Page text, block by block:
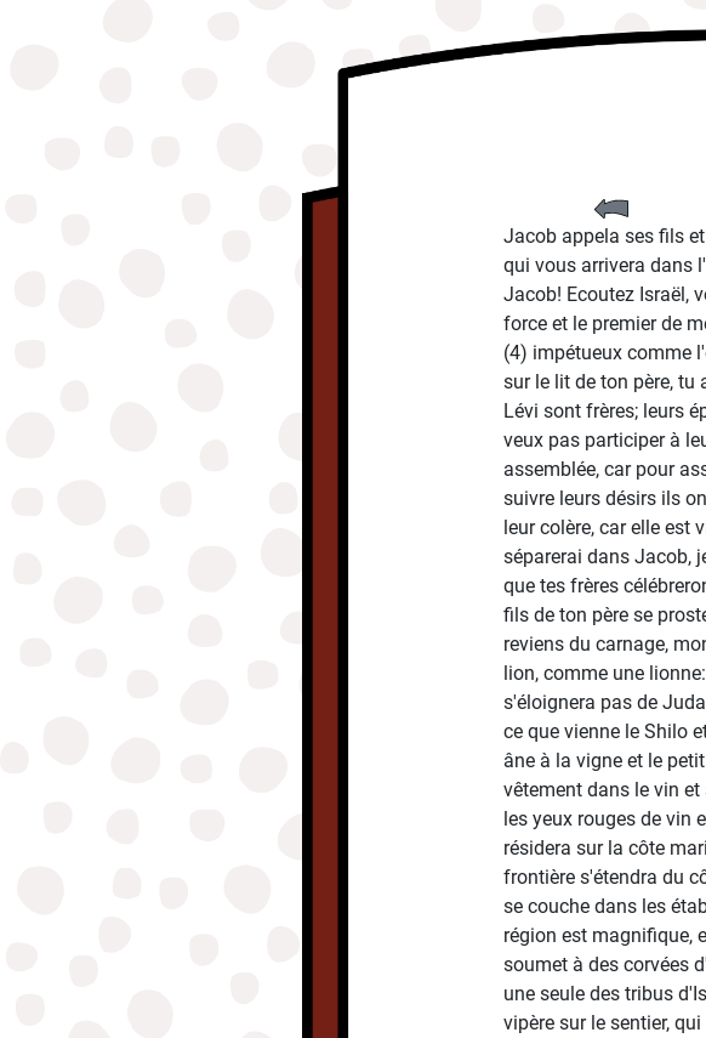
Jacob appela ses fils
qui vous arrivera dans
Jacob! Ecoutez Israël,
force et le premier de
(4) impétueux comme
sur le lit de ton père,
Lévi sont frères; leurs
veux pas participer à
assemblée, car pour
suivre leurs désirs ils
leur colère, car elle est
séparerai dans Jacob,
que tes frères
fils de ton père se
reviens du carnage,
lion, comme une
s'éloignera pas de
ce que vienne le Shilo
âne à la vigne et le
vêtement dans le vin
les yeux rouges de vin
résidera sur la côte
frontière s'étendra du
se couche dans les
région est magnifique,
soumet à des corvées
une seule des tribus
vipère sur le sentier,